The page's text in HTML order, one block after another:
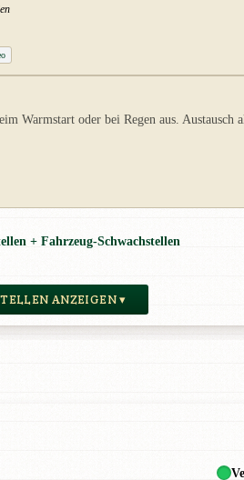
Warmstart oder bei Regen aus. Austausch
+ Fahrzeug-Schwachstellen
ANZEIGEN ▾